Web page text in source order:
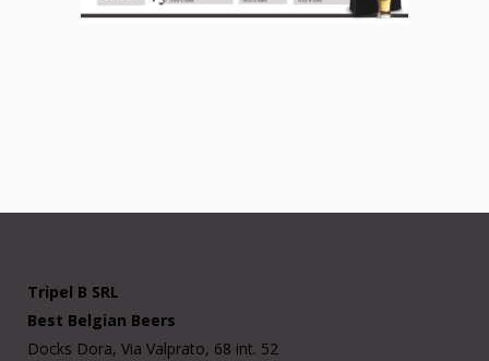
Tripel B SRL
Best Belgian Beers
Docks Dora, Via Valprato, 68 int. 52